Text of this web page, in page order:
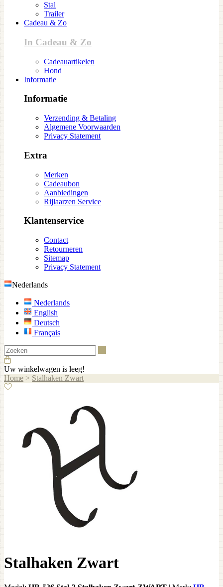
Stal
Trailer
Cadeau & Zo
In Cadeau & Zo
Cadeauartikelen
Hond
Informatie
Informatie
Verzending & Betaling
Algemene Voorwaarden
Privacy Statement
Extra
Merken
Cadeaubon
Aanbiedingen
Rijlaarzen Service
Klantenservice
Contact
Retourneren
Sitemap
Privacy Statement
Nederlands
Nederlands
English
Deutsch
Français
Uw winkelwagen is leeg!
Home > Stalhaken Zwart
Stalhaken Zwart